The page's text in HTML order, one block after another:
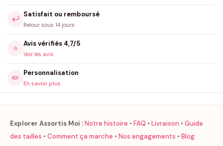
↩️
Satisfait ou remboursé
Retour sous 14 jours
⭐
Avis vérifiés 4,7/5
Voir les avis
✏️
Personnalisation
En savoir plus
Explorer Assortis Moi :Notre histoire • FAQ • Livraison • Guide
des tailles • Comment ça marche • Nos engagements • Blog